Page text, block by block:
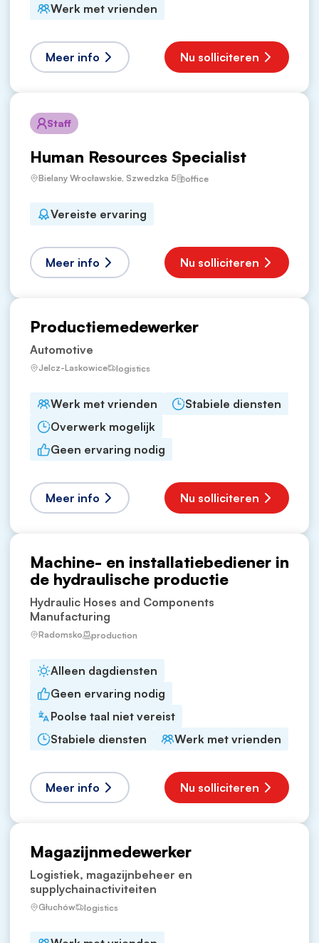
Werk met vrienden
Meer info Nu solliciteren
Staff
Human Resources Specialist
Bielany Wrocławskie, Szwedzka 5 office
Vereiste ervaring
Meer info Nu solliciteren
Productiemedewerker
Automotive
Jelcz-Laskowice logistics
Werk met vrienden
Stabiele diensten
Overwerk mogelijk
Geen ervaring nodig
Meer info Nu solliciteren
Machine- en installatiebediener in
de hydraulische productie
Hydraulic Hoses and Components
Manufacturing
Radomsko production
Alleen dagdiensten
Geen ervaring nodig
Poolse taal niet vereist
Stabiele diensten
Werk met vrienden
Meer info Nu solliciteren
Magazijnmedewerker
Logistiek, magazijnbeheer en
supplychainactiviteiten
Głuchów logistics